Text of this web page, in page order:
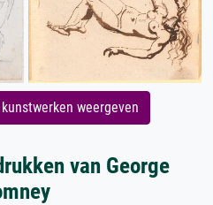
weergeven
van George